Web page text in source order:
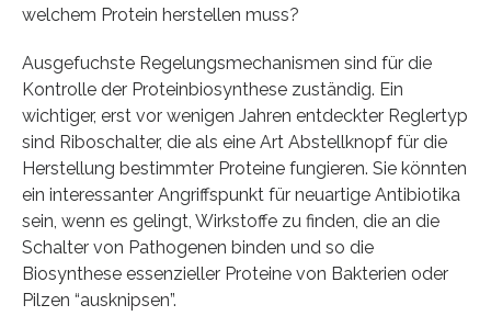
welchem Protein herstellen muss?
Ausgefuchste Regelungsmechanismen sind für die
Kontrolle der Proteinbiosynthese zuständig. Ein
wichtiger, erst vor wenigen Jahren entdeckter Reglertyp
sind Riboschalter, die als eine Art Abstellknopf für die
Herstellung bestimmter Proteine fungieren. Sie könnten
ein interessanter Angriffspunkt für neuartige Antibiotika
sein, wenn es gelingt, Wirkstoffe zu finden, die an die
Schalter von Pathogenen binden und so die
Biosynthese essenzieller Proteine von Bakterien oder
Pilzen “ausknipsen”.